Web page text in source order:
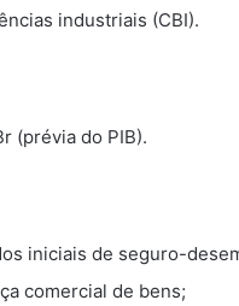
industriais (CBI).
(prévia do PIB).
iniciais de seguro-
comercial de bens;